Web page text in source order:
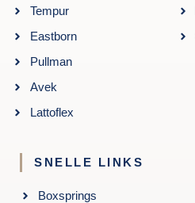
Tempur
Eastborn
Pullman
Avek
Lattoflex
SNELLE LINKS
Boxsprings